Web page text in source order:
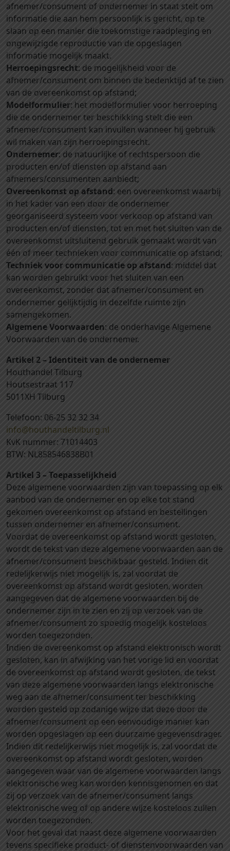
afnemer/consument of ondernemer in staat stelt om
informatie die aan hem persoonlijk is gericht, op te
slaan op een manier die toekomstige raadpleging en
ongewijzigde reproductie van de opgeslagen
informatie mogelijk maakt.
Herroepingsrecht: de mogelijkheid voor de
afnemer/consument om binnen de bedenktijd af te zien
van de overeenkomst op afstand;
Modelformulier: het modelformulier voor herroeping
die de ondernemer ter beschikking stelt die een
afnemer/consument kan invullen wanneer hij gebruik
wil maken van zijn herroepingsrecht.
Ondernemer: de natuurlijke of rechtspersoon die
producten en/of diensten op afstand aan
afnemers/consumenten aanbiedt;
Overeenkomst op afstand: een overeenkomst waarbij
in het kader van een door de ondernemer
georganiseerd systeem voor verkoop op afstand van
producten en/of diensten, tot en met het sluiten van de
overeenkomst uitsluitend gebruik gemaakt wordt van
één of meer technieken voor communicatie op afstand;
Techniek voor communicatie op afstand: middel dat
kan worden gebruikt voor het sluiten van een
overeenkomst, zonder dat afnemer/consument en
ondernemer gelijktijdig in dezelfde ruimte zijn
samengekomen.
Algemene Voorwaarden: de onderhavige Algemene
Voorwaarden van de ondernemer.
Artikel 2 – Identiteit van de ondernemer
Houthandel Tilburg
Houtsestraat 117
5011XH Tilburg
Telefoon: 06-25 32 32 34
info@houthandeltilburg.nl
KvK nummer: 71014403
BTW: NL858546838B01
Artikel 3 – Toepasselijkheid
Deze algemene voorwaarden zijn van toepassing op elk
aanbod van de ondernemer en op elke tot stand
gekomen overeenkomst op afstand en bestellingen
tussen ondernemer en afnemer/consument.
Voordat de overeenkomst op afstand wordt gesloten,
wordt de tekst van deze algemene voorwaarden aan de
afnemer/consument beschikbaar gesteld. Indien dit
redelijkerwijs niet mogelijk is, zal voordat de
overeenkomst op afstand wordt gesloten, worden
aangegeven dat de algemene voorwaarden bij de
ondernemer zijn in te zien en zij op verzoek van de
afnemer/consument zo spoedig mogelijk kosteloos
worden toegezonden.
Indien de overeenkomst op afstand elektronisch wordt
gesloten, kan in afwijking van het vorige lid en voordat
de overeenkomst op afstand wordt gesloten, de tekst
van deze algemene voorwaarden langs elektronische
weg aan de afnemer/consument ter beschikking
worden gesteld op zodanige wijze dat deze door de
afnemer/consument op een eenvoudige manier kan
worden opgeslagen op een duurzame gegevensdrager.
Indien dit redelijkerwijs niet mogelijk is, zal voordat de
overeenkomst op afstand wordt gesloten, worden
aangegeven waar van de algemene voorwaarden langs
elektronische weg kan worden kennisgenomen en dat
zij op verzoek van de afnemer/consument langs
elektronische weg of op andere wijze kosteloos zullen
worden toegezonden.
Voor het geval dat naast deze algemene voorwaarden
tevens specifieke product- of dienstenvoorwaarden van